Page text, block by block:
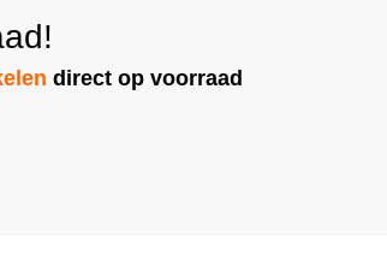
direct op voorraad